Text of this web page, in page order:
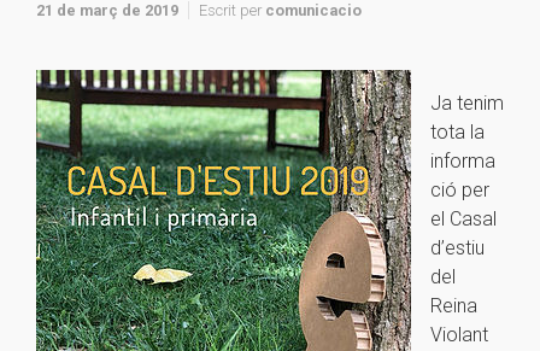
21 de març de 2019 Escrit per comunicacio
Ja tenim
tota la
informa
ció per
el Casal
d’estiu
del
Reina
Violant